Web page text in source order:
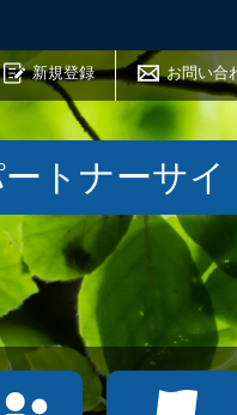
新規登録 お問い合
トナーサイ